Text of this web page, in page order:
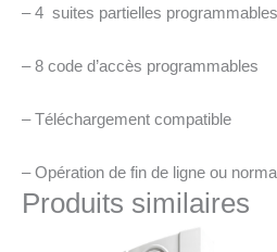
– 4 suites partielles programmables
– 8 code d’accès programmables
– Téléchargement compatible
– Opération de fin de ligne ou
Produits similaires